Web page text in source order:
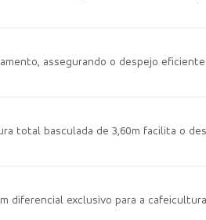
assegurando o despejo
total basculada de 3,60m facilita o
diferencial exclusivo para a